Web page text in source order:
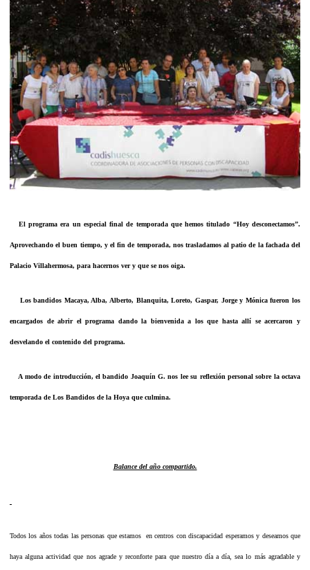
El programa era un especial final de temporada que hemos titulado “Hoy desconectamos”.
Aprovechando el buen tiempo, y el fin de temporada, nos trasladamos al patio de la fachada del
Palacio Villahermosa, para hacernos ver y que se nos oiga.
Los bandidos Macaya, Alba, Alberto, Blanquita, Loreto, Gaspar, Jorge y Mónica fueron los
encargados de abrir el programa dando la bienvenida a los que hasta allí se acercaron y
desvelando el contenido del programa.
A modo de introducción, el bandido Joaquín G. nos lee su reflexión personal sobre la octava
temporada de Los Bandidos de la Hoya que culmina.
Balance del año compartido.
Todos los años todas las personas que estamos en centros con discapacidad esperamos y deseamos que
haya alguna actividad que nos agrade y reconforte para que nuestro día a día, sea lo más agradable y